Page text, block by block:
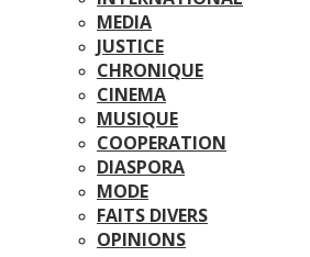
MEDIA
JUSTICE
CHRONIQUE
CINEMA
MUSIQUE
COOPERATION
DIASPORA
MODE
FAITS DIVERS
OPINIONS